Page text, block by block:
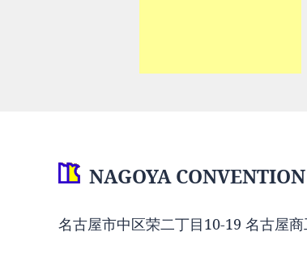
NAGOYA
名古屋市中区荣二丁目10-19 名古屋